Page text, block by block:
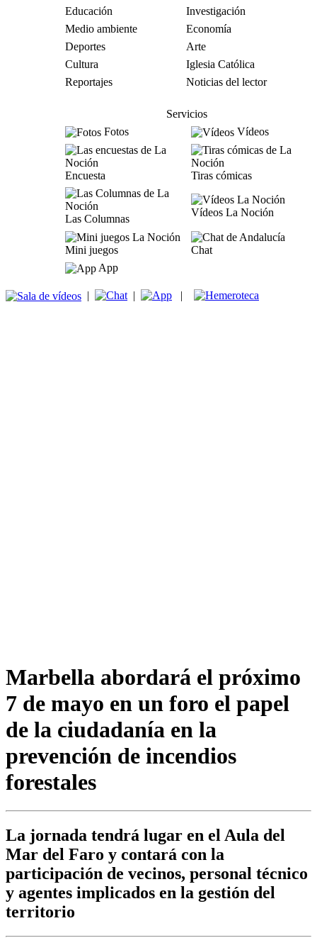
Educación
Investigación
Medio ambiente
Economía
Deportes
Arte
Cultura
Iglesia Católica
Reportajes
Noticias del lector
Servicios
Fotos
Vídeos
Encuesta Tiras cómicas
Las Columnas
Vídeos La Noción
Mini juegos
Chat
App
| | |
Marbella abordará el próximo
7 de mayo en un foro el papel
de la ciudadanía en la
prevención de incendios
forestales
La jornada tendrá lugar en el Aula del
Mar del Faro y contará con la
participación de vecinos, personal técnico
y agentes implicados en la gestión del
territorio